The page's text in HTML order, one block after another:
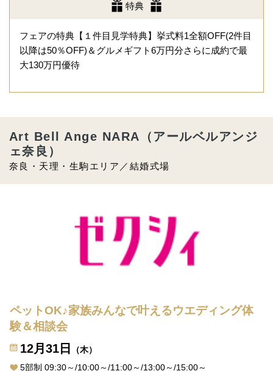
特典
フェアの特典【１件目見学特典】挙式料1全額OFF(2件目
以降は50％OFF)＆グルメギフト6万円分さらに成約で最
大130万円優待
奈良・天理・生駒エリア／結婚式場
Art Bell Ange NARA（アールベルアンジ
ェ奈良）
ペットOK♪家族みんなで叶えるウエディング体
験＆相談会
12月31日
（木）
5部制 09:30～/10:00～/11:00～/13:00～/15:00～